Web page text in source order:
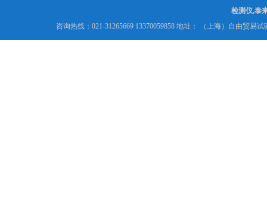
检测仪,泰
咨询热线：021-31265669 13370059858 地址： （上海）自由贸易